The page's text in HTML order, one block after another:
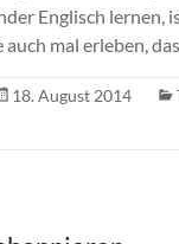
Englisch lernen,
mal erleben,
18. August 2014